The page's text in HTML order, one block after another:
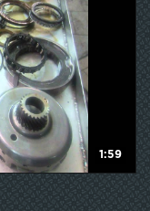
1:59